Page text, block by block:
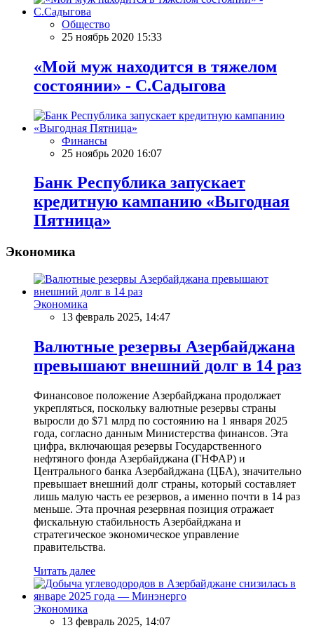
Общество
25 ноябрь 2020 15:33
«Мой муж находится в тяжелом
состоянии» - С.Садыгова
Финансы
25 ноябрь 2020 16:07
Банк Республика запускает
кредитную кампанию «Выгодная
Пятница»
Экономика
Экономика
13 февраль 2025, 14:47
Валютные резервы Азербайджана
превышают внешний долг в 14 раз
Финансовое положение Азербайджана продолжает
укрепляться, поскольку валютные резервы страны
выросли до $71 млрд по состоянию на 1 января 2025
года, согласно данным Министерства финансов. Эта
цифра, включающая резервы Государственного
нефтяного фонда Азербайджана (ГНФАР) и
Центрального банка Азербайджана (ЦБА), значительно
превышает внешний долг страны, который составляет
лишь малую часть ее резервов, а именно почти в 14 раз
меньше. Эта прочная резервная позиция отражает
фискальную стабильность Азербайджана и
стратегическое экономическое управление
правительства.
Читать далее
Экономика
13 февраль 2025, 14:07